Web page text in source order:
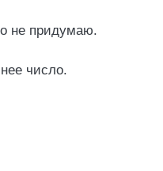
не придумаю.
число.